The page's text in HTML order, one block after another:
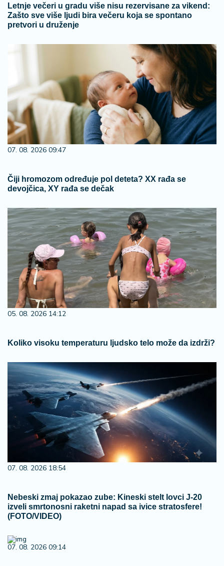
Letnje večeri u gradu više nisu rezervisane za vikend:
Zašto sve više ljudi bira večeru koja se spontano
pretvori u druženje
07. 08. 2026 09:47
Čiji hromozom određuje pol deteta? XX rađa se
devojčica, XY rađa se dečak
05. 08. 2026 14:12
Koliko visoku temperaturu ljudsko telo može da izdrži?
07. 08. 2026 18:54
Nebeski zmaj pokazao zube: Kineski stelt lovci J-20
izveli smrtonosni raketni napad sa ivice stratosfere!
(FOTO/VIDEO)
07. 08. 2026 09:14